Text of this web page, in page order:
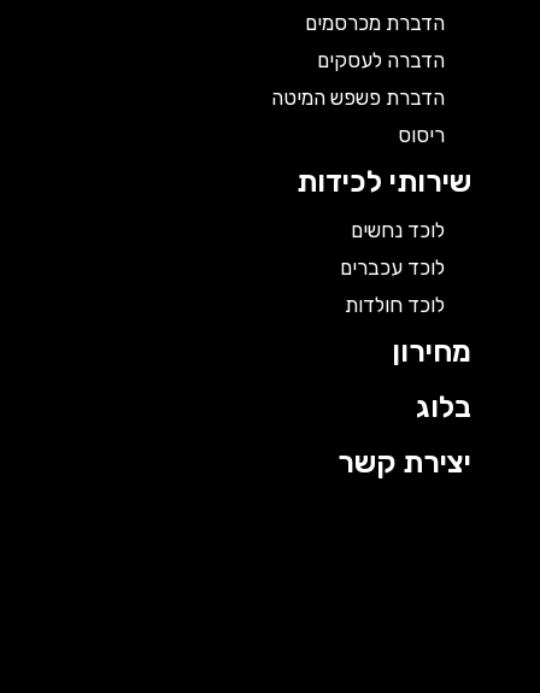
הדברת מכרסמים
הדברה לעסקים
הדברת פשפש המיטה
ריסוס
שירותי לכידות
לוכד נחשים
לוכד עכברים
לוכד חולדות
מחירון
בלוג
יצירת קשר